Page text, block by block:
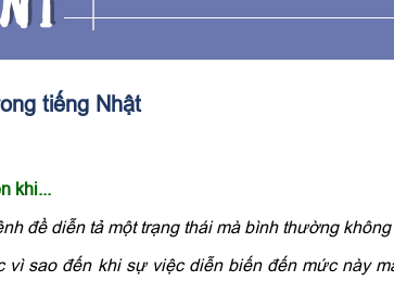
tiếng Nhật
khi...
đề diễn tả một trạng thái mà bình thường
vì sao đến khi sự việc diễn biến đến mức này